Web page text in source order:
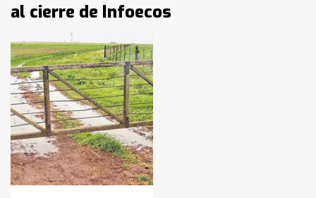
al cierre de Infoecos
3
Identidad de los adolescentes
pampeanos que fueron
protagonistas del fatal accidente
en la mañana del lunes